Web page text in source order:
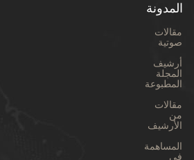
المدونة
مقالات
صوتية
أرشيف
المجلة
المطبوعة
مقالات
من
الأرشيف
المساهمة
في